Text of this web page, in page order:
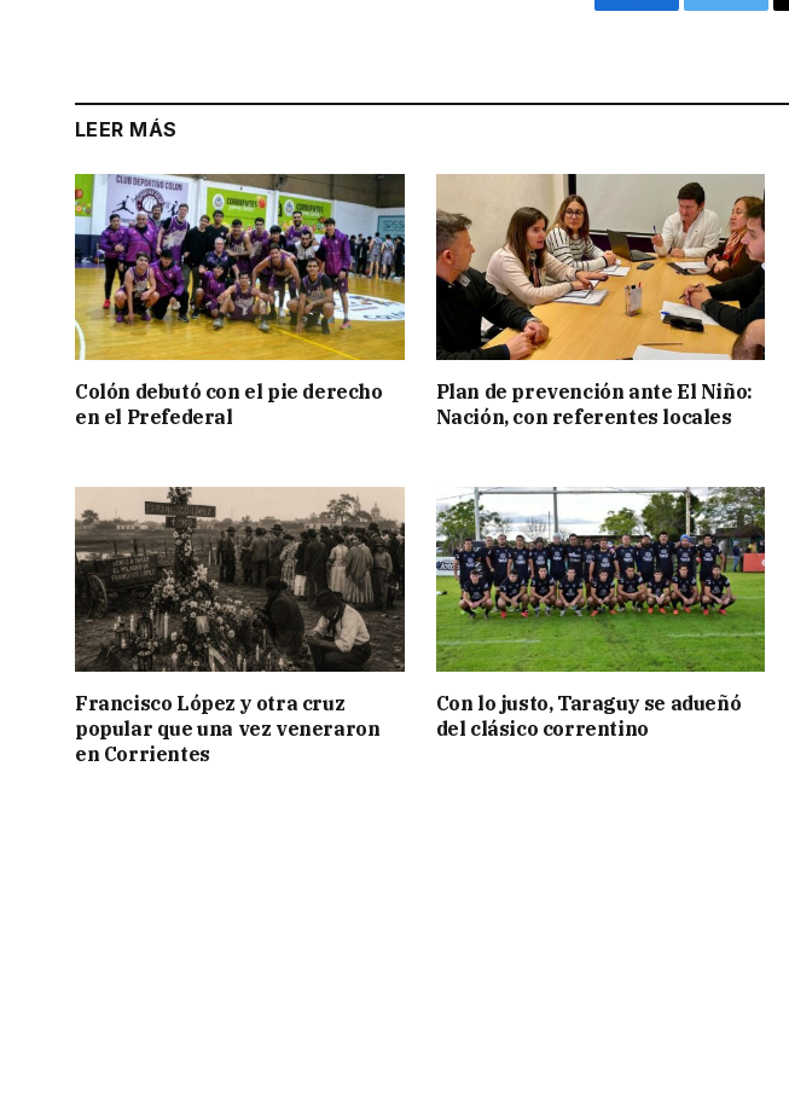
Facebook Twitter
LEER MÁS
Colón debutó con el pie derecho
en el Prefederal
Plan de prevención ante El Niño:
Nación, con referentes locales
Francisco López y otra cruz
popular que una vez veneraron
en Corrientes
Con lo justo, Taraguy se adueñó
del clásico correntino